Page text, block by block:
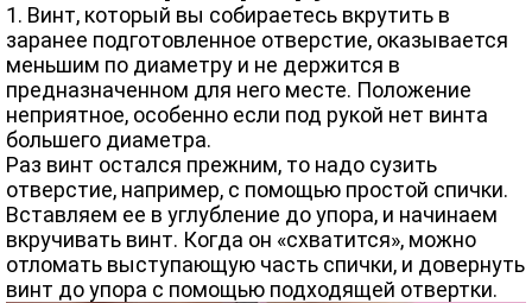
1. Винт, который вы собираетесь вкрутить в
заранее подготовленное отверстие, оказывается
меньшим по диаметру и не держится в
предназначенном для него месте. Положение
неприятное, особенно если под рукой нет винта
большего диаметра.
Раз винт остался прежним, то надо сузить
отверстие, например, с помощью простой спички.
Вставляем ее в углубление до упора, и начинаем
вкручивать винт. Когда он «схватится», можно
отломать выступающую часть спички, и довернуть
винт до упора с помощью подходящей отвертки.